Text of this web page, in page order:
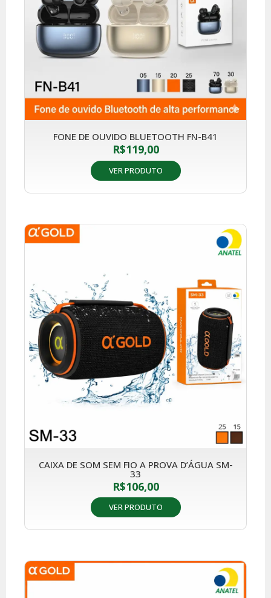
FONE DE OUVIDO BLUETOOTH FN-B41
R$119,00
VER PRODUTO
CAIXA DE SOM SEM FIO A PROVA D’ÁGUA SM-
33
R$106,00
VER PRODUTO